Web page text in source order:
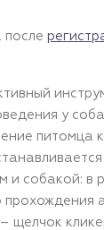
после
у
питомца
и собакой: в
прохождения
щелчок